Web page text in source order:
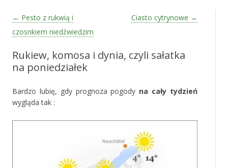
Zobacz wpisy
← Pesto z rukwią i
czosnkiem niedźwiedzim
Ciasto cytrynowe →
Rukiew, komosa i dynia, czyli sałatka
na poniedziałek
Bardzo lubię, gdy prognoza pogody na cały tydzień
wygląda tak :